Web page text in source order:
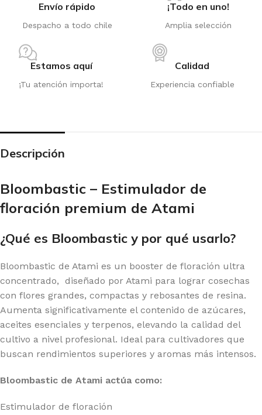
Envío rápido
Despacho a todo chile
¡Todo en uno!
Amplia selección
Estamos aquí
¡Tu atención importa!
Calidad
Experiencia confiable
Descripción
Bloombastic – Estimulador de
floración premium de Atami
¿Qué es Bloombastic y por qué usarlo?
Bloombastic de Atami es un booster de floración ultra
concentrado, diseñado por Atami para lograr cosechas
con flores grandes, compactas y rebosantes de resina.
Aumenta significativamente el contenido de azúcares,
aceites esenciales y terpenos, elevando la calidad del
cultivo a nivel profesional. Ideal para cultivadores que
buscan rendimientos superiores y aromas más intensos.
Bloombastic de Atami actúa como:
Estimulador de floración